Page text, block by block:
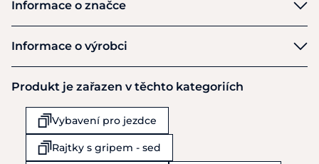
Informace o značce
Horze
Informace o výrobci
Horze International GmbH
Rhönstraße 21
Fulda
DE36037
Německo
Produkt je zařazen v těchto kategoriích
Vybavení pro jezdce
Rajtky s gripem - sed